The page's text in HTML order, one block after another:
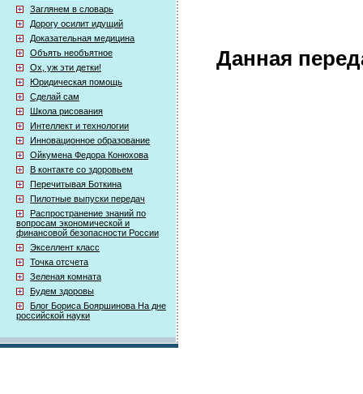
Заглянем в словарь
Дорогу осилит идущий
Доказательная медицина
Объять необъятное
Ох, уж эти детки!
Юридическая помощь
Сделай сам
Школа рисования
Интеллект и технологии
Инновационное образование
Ойкумена Федора Конюхова
В контакте со здоровьем
Перечитывая Боткина
Пилотные выпуски передач
Распространение знаний по
вопросам экономической и
финансовой безопасности России
Экселлент класс
Точка отсчета
Зеленая комната
Будем здоровы
Блог Бориса Бояршинова На дне
российской науки
Данная